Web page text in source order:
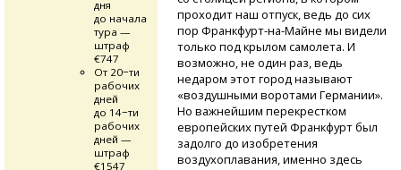
проходит наш отпуск, ведь до сих
пор Франкфурт-на-Майне мы видели
только под крылом самолета. И
возможно, не один раз, ведь
недаром этот город называют
«воздушными воротами Германии».
Но важнейшим перекрестком
европейских путей Франкфурт был
задолго до изобретения
воздухоплавания, именно здесь
дня
до начала
тура —
штраф
€747
От 20−ти
рабочих
дней
до 14−ти
рабочих
дней —
штраф
€1547